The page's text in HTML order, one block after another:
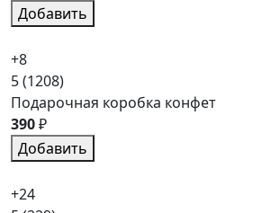
Добавить
+8
5(1208)
Подарочная коробка конфет
390₽
Добавить
+24